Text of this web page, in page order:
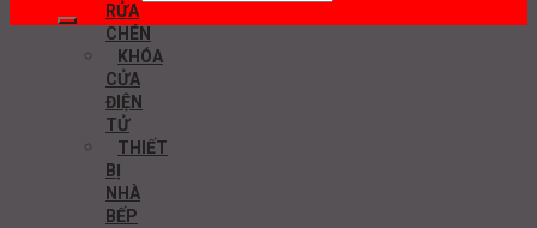
RỬA
CHÉN
KHÓA
CỬA
ĐIỆN
TỬ
THIẾT
BỊ
NHÀ
BẾP